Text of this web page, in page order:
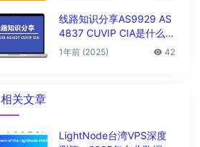
线路知识分享AS9929 AS
4837 CUVIP CIA是什么线
路?
1年前 (2025) 42
相关文章
LightNode台湾VPS深度